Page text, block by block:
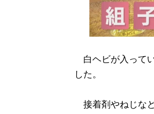
白ヘビが入って
した。
接着剤やねじな